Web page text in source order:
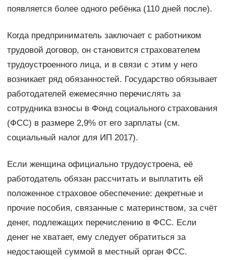
появляется более одного ребёнка (110 дней после).
Когда предприниматель заключает с работником
трудовой договор, он становится страхователем
трудоустроенного лица, и в связи с этим у него
возникает ряд обязанностей. Государство обязывает
работодателей ежемесячно перечислять за
сотрудника взносы в Фонд социального страхования
(ФСС) в размере 2,9% от его зарплаты (см.
социальный налог для ИП 2017).
Если женщина официально трудоустроена, её
работодатель обязан рассчитать и выплатить ей
положенное страховое обеспечение: декретные и
прочие пособия, связанные с материнством, за счёт
денег, подлежащих перечислению в ФСС. Если
денег не хватает, ему следует обратиться за
недостающей суммой в местный орган ФСС.